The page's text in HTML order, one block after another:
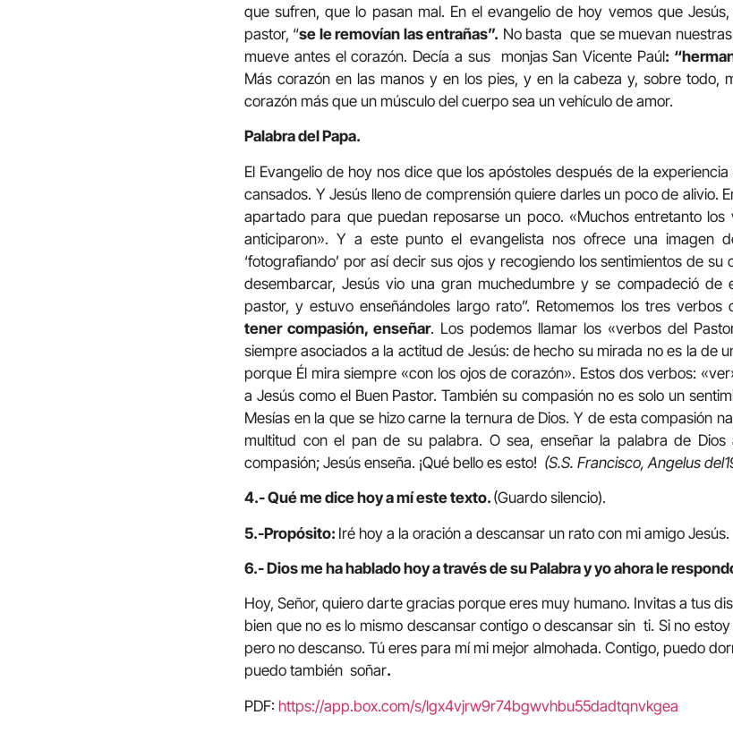
que sufren, que lo pasan mal. En el evangelio de hoy vemos que
pastor, “se le removían las entrañas”. No basta que se muevan
mueve antes el corazón. Decía a sus monjas San Vicente Paúl:
Más corazón en las manos y en los pies, y en la cabeza y, sobre todo,
corazón más que un músculo del cuerpo sea un vehículo de amor.
Palabra del Papa.
El Evangelio de hoy nos dice que los apóstoles después de la
cansados. Y Jesús lleno de comprensión quiere darles un poco de alivio.
apartado para que puedan reposarse un poco. «Muchos entretanto
anticiparon». Y a este punto el evangelista nos ofrece una imagen
‘fotografiando’ por así decir sus ojos y recogiendo los sentimientos de su
desembarcar, Jesús vio una gran muchedumbre y se compadeció de
pastor, y estuvo enseñándoles largo rato”. Retomemos los tres verbos
tener compasión, enseñar. Los podemos llamar los «verbos del
siempre asociados a la actitud de Jesús: de hecho su mirada no es la de
porque Él mira siempre «con los ojos de corazón». Estos dos verbos:
a Jesús como el Buen Pastor. También su compasión no es solo un
Mesías en la que se hizo carne la ternura de Dios. Y de esta compasión
multitud con el pan de su palabra. O sea, enseñar la palabra de
compasión; Jesús enseña. ¡Qué bello es esto! (S.S. Francisco, Angelus
4.- Qué me dice hoy a mí este texto. (Guardo silencio).
5.-Propósito: Iré hoy a la oración a descansar un rato con mi amigo Jesús.
6.- Dios me ha hablado hoy a través de su Palabra y yo ahora le
Hoy, Señor, quiero darte gracias porque eres muy humano. Invitas a tus
bien que no es lo mismo descansar contigo o descansar sin ti. Si no
pero no descanso. Tú eres para mí mi mejor almohada. Contigo, puedo
puedo también soñar.
PDF: https://app.box.com/s/lgx4vjrw9r74bgwvhbu55dadtqnvkgea